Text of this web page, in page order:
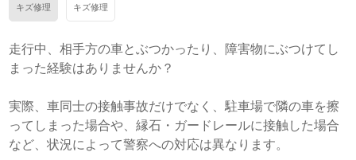
キズ修理 キズ修理
走行中、相手方の車とぶつかったり、障害物にぶつけてし
まった経験はありませんか？
実際、車同士の接触事故だけでなく、駐車場で隣の車を擦
ってしまった場合や、縁石・ガードレールに接触した場合
など、状況によって警察への対応は異なります。